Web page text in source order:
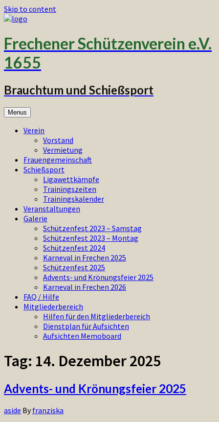
Skip to content
Frechener Schützenverein e.V.
1655
Brauchtum und Schießsport
Menus
Verein
Vorstand
Vermietung
Frauengemeinschaft
Schießsport
Ligawettkämpfe
Trainingszeiten
Trainingskalender
Veranstaltungen
Galerie
Schützenfest 2023 – Samstag
Schützenfest 2023 – Montag
Schützenfest 2024
Karneval in Frechen 2025
Schützenfest 2025
Advents- und Krönungsfeier 2025
Karneval in Frechen 2026
FAQ / Hilfe
Mitgliederbereich
Hilfen für den Mitgliederbereich
Dienstplan für Aufsichten
Aufsichten Memoboard
Tag: 14. Dezember 2025
Advents- und Krönungsfeier 2025
aside Byfranziska